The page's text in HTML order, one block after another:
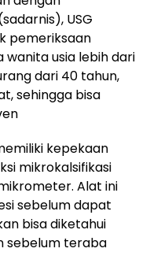
USG
pemeriksaan
usia lebih dari
dari 40 tahun,
sehingga bisa
kepekaan
mikrokalsifikasi
Alat ini
sebelum dapat
bisa diketahui
sebelum teraba